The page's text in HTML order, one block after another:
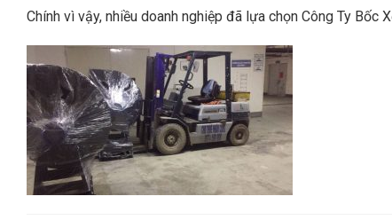
Chính vì vậy, nhiều doanh nghiệp đã lựa chọn Công Ty